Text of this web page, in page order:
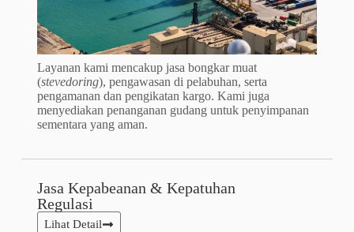
Layanan kami mencakup jasa bongkar muat
(stevedoring), pengawasan di pelabuhan, serta
pengamanan dan pengikatan kargo. Kami juga
menyediakan penanganan gudang untuk penyimpanan
sementara yang aman.
Jasa Kepabeanan & Kepatuhan
Regulasi
Lihat Detail